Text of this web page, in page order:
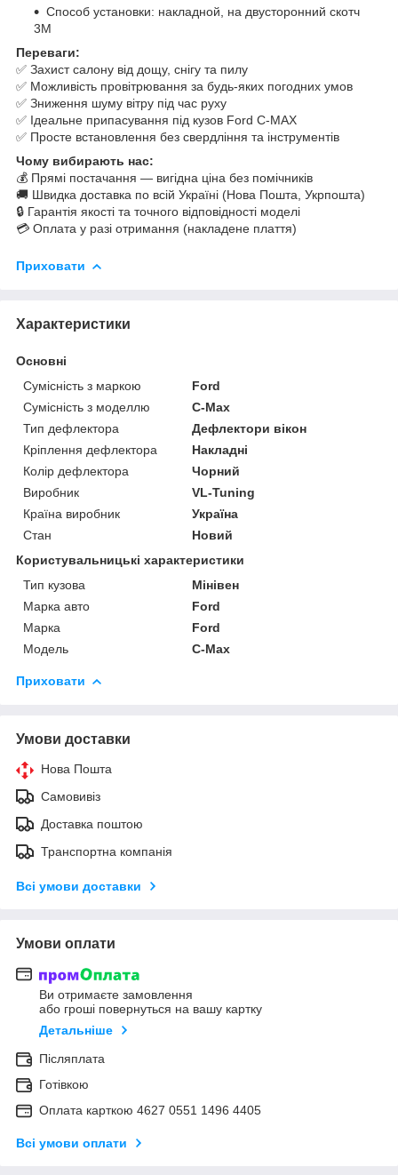
Способ установки: накладной, на двусторонний скотч
3M
Переваги:
✅ Захист салону від дощу, снігу та пилу
✅ Можливість провітрювання за будь-яких погодних умов
✅ Зниження шуму вітру під час руху
✅ Ідеальне припасування під кузов Ford C-MAX
✅ Просте встановлення без свердління та інструментів
Чому вибирають нас:
💰 Прямі постачання — вигідна ціна без помічників
🚚 Швидка доставка по всій Україні (Нова Пошта, Укрпошта)
🔒 Гарантія якості та точного відповідності моделі
💳 Оплата у разі отримання (накладене плаття)
Приховати
Характеристики
Основні
Сумісність з маркою
Ford
Сумісність з моделлю
C-Max
Тип дефлектора
Дефлектори вікон
Кріплення дефлектора
Накладні
Колір дефлектора
Чорний
Виробник
VL-Tuning
Країна виробник
Україна
Стан
Новий
Користувальницькі характеристики
Тип кузова
Мінівен
Марка авто
Ford
Марка
Ford
Модель
C-Max
Приховати
Умови доставки
Нова Пошта
Самовивіз
Доставка поштою
Транспортна компанія
Всі умови доставки
Умови оплати
Ви отримаєте замовлення
або гроші повернуться на вашу картку
Детальніше
Післяплата
Готівкою
Оплата карткою 4627 0551 1496 4405
Всі умови оплати